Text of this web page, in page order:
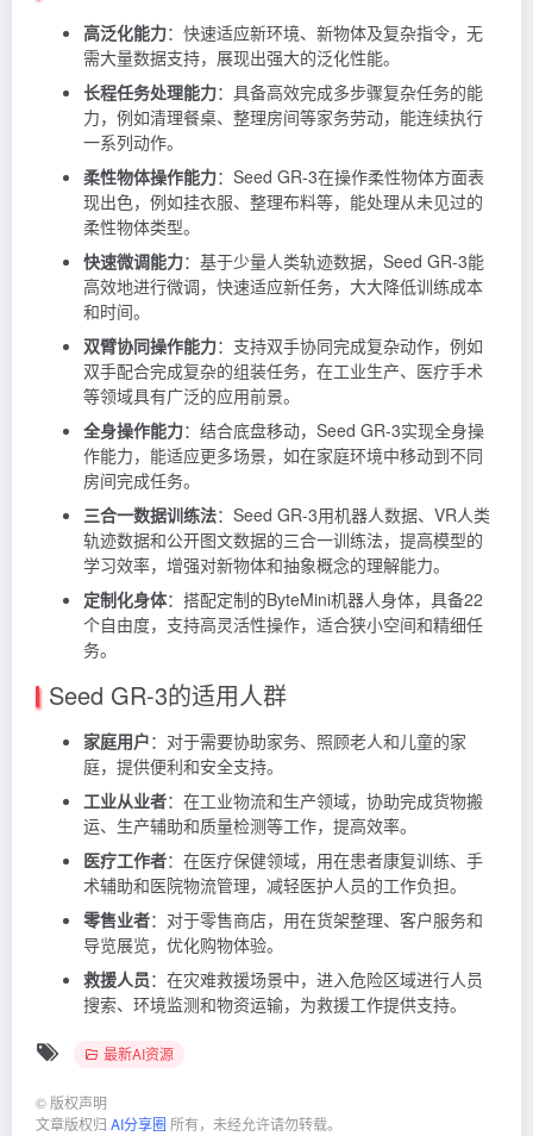
高泛化能力：快速适应新环境、新物体及复杂指令，无
需大量数据支持，展现出强大的泛化性能。
长程任务处理能力：具备高效完成多步骤复杂任务的能
力，例如清理餐桌、整理房间等家务劳动，能连续执行
一系列动作。
柔性物体操作能力：Seed GR-3在操作柔性物体方面表
现出色，例如挂衣服、整理布料等，能处理从未见过的
柔性物体类型。
快速微调能力：基于少量人类轨迹数据，Seed GR-3能
高效地进行微调，快速适应新任务，大大降低训练成本
和时间。
双臂协同操作能力：支持双手协同完成复杂动作，例如
双手配合完成复杂的组装任务，在工业生产、医疗手术
等领域具有广泛的应用前景。
全身操作能力：结合底盘移动，Seed GR-3实现全身操
作能力，能适应更多场景，如在家庭环境中移动到不同
房间完成任务。
三合一数据训练法：Seed GR-3用机器人数据、VR人类
轨迹数据和公开图文数据的三合一训练法，提高模型的
学习效率，增强对新物体和抽象概念的理解能力。
定制化身体：搭配定制的ByteMini机器人身体，具备22
个自由度，支持高灵活性操作，适合狭小空间和精细任
务。
Seed GR-3的适用人群
家庭用户：对于需要协助家务、照顾老人和儿童的家
庭，提供便利和安全支持。
工业从业者：在工业物流和生产领域，协助完成货物搬
运、生产辅助和质量检测等工作，提高效率。
医疗工作者：在医疗保健领域，用在患者康复训练、手
术辅助和医院物流管理，减轻医护人员的工作负担。
零售业者：对于零售商店，用在货架整理、客户服务和
导览展览，优化购物体验。
救援人员：在灾难救援场景中，进入危险区域进行人员
搜索、环境监测和物资运输，为救援工作提供支持。
最新AI资源
© 版权声明
文章版权归 AI分享圈 所有，未经允许请勿转载。